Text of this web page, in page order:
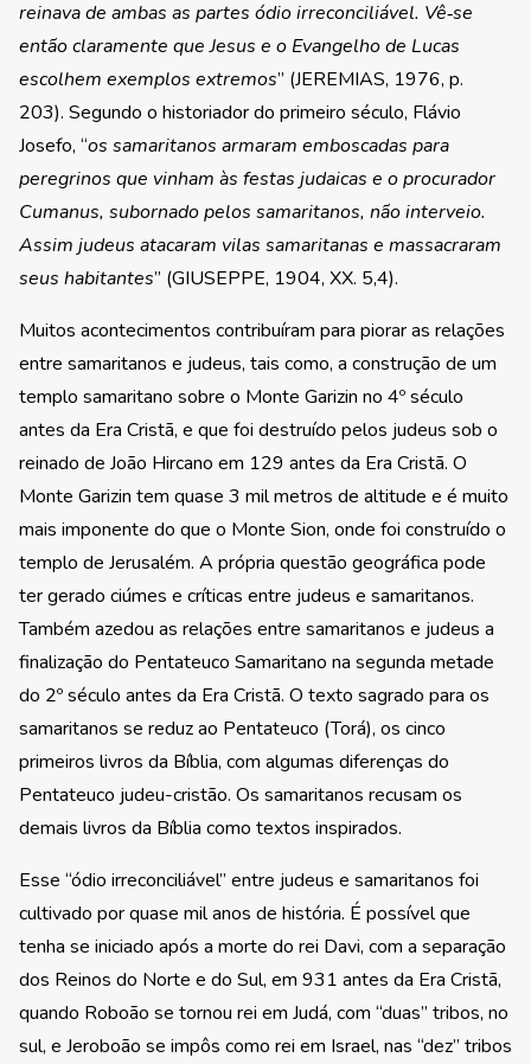
reinava de ambas as partes ódio irreconciliável. Vê‑se
então claramente que Jesus e o Evangelho de Lucas
escolhem exemplos extremos” (JEREMIAS, 1976, p.
203). Segundo o historiador do primeiro século, Flávio
Josefo, “os samaritanos armaram emboscadas para
peregrinos que vinham às festas judaicas e o procurador
Cumanus, subornado pelos samaritanos, não interveio.
Assim judeus atacaram vilas samaritanas e massacraram
seus habitantes” (GIUSEPPE, 1904, XX. 5,4).
Muitos acontecimentos contribuíram para piorar as relações
entre samaritanos e judeus, tais como, a construção de um
templo samaritano sobre o Monte Garizin no 4º século
antes da Era Cristã, e que foi destruído pelos judeus sob o
reinado de João Hircano em 129 antes da Era Cristã. O
Monte Garizin tem quase 3 mil metros de altitude e é muito
mais imponente do que o Monte Sion, onde foi construído o
templo de Jerusalém. A própria questão geográfica pode
ter gerado ciúmes e críticas entre judeus e samaritanos.
Também azedou as relações entre samaritanos e judeus a
finalização do Pentateuco Samaritano na segunda metade
do 2º século antes da Era Cristã. O texto sagrado para os
samaritanos se reduz ao Pentateuco (Torá), os cinco
primeiros livros da Bíblia, com algumas diferenças do
Pentateuco judeu-cristão. Os samaritanos recusam os
demais livros da Bíblia como textos inspirados.
Esse “ódio irreconciliável” entre judeus e samaritanos foi
cultivado por quase mil anos de história. É possível que
tenha se iniciado após a morte do rei Davi, com a separação
dos Reinos do Norte e do Sul, em 931 antes da Era Cristã,
quando Roboão se tornou rei em Judá, com “duas” tribos, no
sul, e Jeroboão se impôs como rei em Israel, nas “dez” tribos